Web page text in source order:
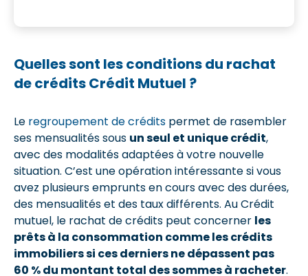
Quelles sont les conditions du rachat
de crédits Crédit Mutuel ?
Le regroupement de crédits permet de rasembler
ses mensualités sous un seul et unique crédit,
avec des modalités adaptées à votre nouvelle
situation. C’est une opération intéressante si vous
avez plusieurs emprunts en cours avec des durées,
des mensualités et des taux différents. Au Crédit
mutuel, le rachat de crédits peut concerner les
prêts à la consommation comme les crédits
immobiliers si ces derniers ne dépassent pas
60 % du montant total des sommes à racheter.